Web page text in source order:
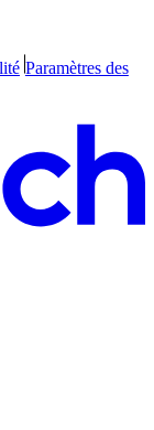
Paramètres des